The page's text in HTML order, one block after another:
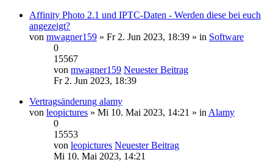
Affinity Photo 2.1 und IPTC-Daten - Werden diese bei euch
angezeigt?
von mwagner159 » Fr 2. Jun 2023, 18:39 » in Software
0
15567
von mwagner159 Neuester Beitrag
Fr 2. Jun 2023, 18:39
Vertragsänderung alamy
von leopictures » Mi 10. Mai 2023, 14:21 » in Alamy
0
15553
von leopictures Neuester Beitrag
Mi 10. Mai 2023, 14:21